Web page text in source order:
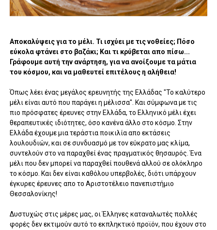
Αποκαλύψεις για το μέλι. Τι ισχύει με τις νοθείες; Πόσο
εύκολα φτάνει στο βαζάκι; Και τι κρύβεται απο πίσω...
Γράφουμε αυτή την ανάρτηση, για να ανοίξουμε τα μάτια
του κόσμου, και να μαθευτεί επιτέλους η αλήθεια!
Όπως λέει ένας μεγάλος ερευνητής της Ελλάδας "Το καλύτερο
μέλι είναι αυτό που παράγει η μέλισσα". Και σύμφωνα με τις
πιο πρόσφατες έρευνες στην Ελλάδα, το Ελληνικό μέλι έχει
θεραπευτικές ιδιότητες, όσο κανένα άλλο στο κόσμο. Στην
Ελλάδα έχουμε μια τεράστια ποικιλία απο εκτάσεις
λουλουδιών, και σε συνδυασμό με τον εύκρατο μας κλίμα,
συντελούν στο να παραχθεί ένας πραγματικός θησαυρός. Ένα
μέλι που δεν μπορεί να παραχθεί πουθενά αλλού σε ολόκληρο
το κόσμο. Και δεν είναι καθόλου υπερβολές, διότι υπάρχουν
έγκυρες έρευνες απο το Αριστοτέλειο πανεπιστήμιο
Θεσσαλονίκης!
Δυστυχώς στις μέρες μας, οι Έλληνες καταναλωτές πολλές
φορές δεν εκτιμούν αυτό το εκπληκτικό προϊόν, που έχουν στο